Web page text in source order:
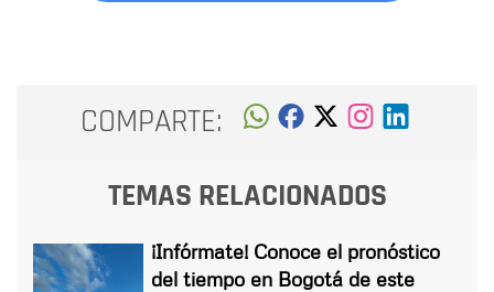
COMPARTE:
TEMAS RELACIONADOS
¡Infórmate! Conoce el pronóstico
del tiempo en Bogotá de este